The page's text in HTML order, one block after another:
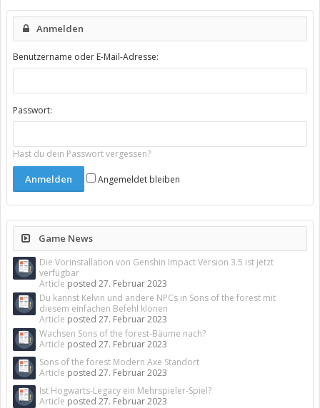
Anmelden
Benutzername oder E-Mail-Adresse:
Passwort:
Hast du dein Passwort vergessen?
Angemeldet bleiben
Game News
Die Vorinstallation von Genshin Impact Version 3.5 ist jetzt
verfügbar
Article posted 27. Februar 2023
Du kannst Kelvin und andere NPCs in Sons of the forest mit
diesem einfachen Befehl klonen
Article posted 27. Februar 2023
Wachsen Sons of the forest-Bäume nach?
Article posted 27. Februar 2023
Sons of the forest Modern Axe Standort
Article posted 27. Februar 2023
Ist Hogwarts-Legacy ein Mehrspieler-Spiel?
Article posted 27. Februar 2023